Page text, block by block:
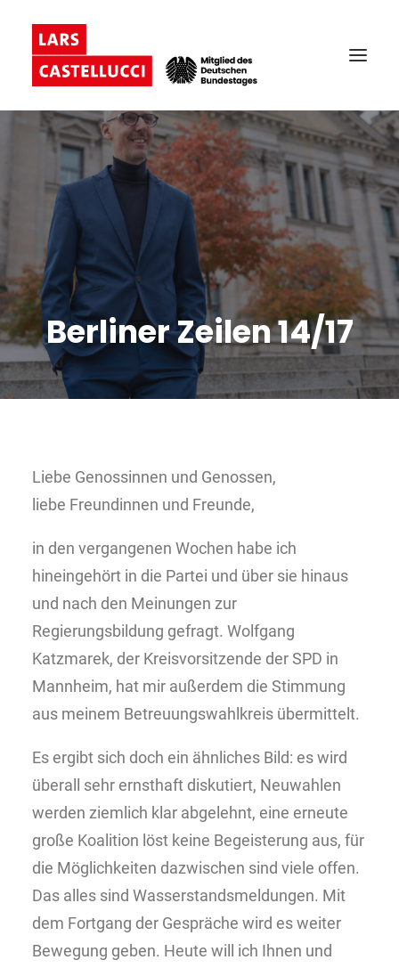
Berliner Zeilen 14/17
Liebe Genossinnen und Genossen,
liebe Freundinnen und Freunde,
in den vergangenen Wochen habe ich
hineingehört in die Partei und über sie hinaus
und nach den Meinungen zur
Regierungsbildung gefragt. Wolfgang
Katzmarek, der Kreisvorsitzende der SPD in
Mannheim, hat mir außerdem die Stimmung
aus meinem Betreuungswahlkreis übermittelt.
Es ergibt sich doch ein ähnliches Bild: es wird
überall sehr ernsthaft diskutiert, Neuwahlen
werden ziemlich klar abgelehnt, eine erneute
große Koalition löst keine Begeisterung aus, für
die Möglichkeiten dazwischen sind viele offen.
Das alles sind Wasserstandsmeldungen. Mit
dem Fortgang der Gespräche wird es weiter
Bewegung geben. Heute will ich Ihnen und